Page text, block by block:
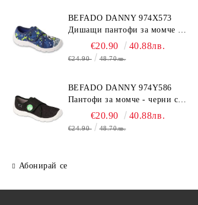
BEFADO DANNY 974X573
Дишащи пантофи за момче -
сини с топка
€20.90 40.88лв.
€24.90 48.70лв.
BEFADO DANNY 974Y586
Пантофи за момче - черни с
динозавър€20.90 40.88лв.
€24.90 48.70лв.
Абонирай се